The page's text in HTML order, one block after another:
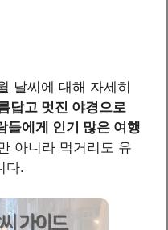
날씨에 대해 자세히
답고 멋진 야경으로
들에게 인기 많은 여행
아니라 먹거리도 유
다.